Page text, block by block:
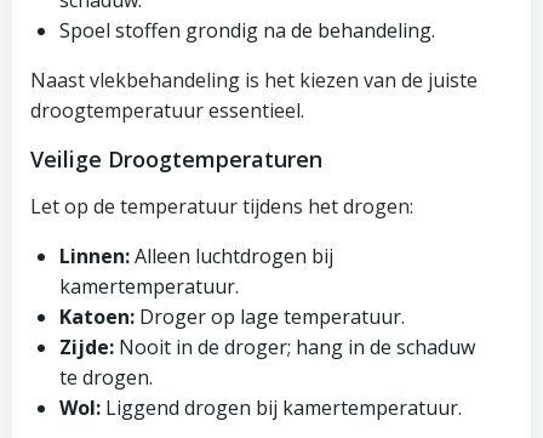
Spoel stoffen grondig na de behandeling.
Naast vlekbehandeling is het kiezen van de juiste
droogtemperatuur essentieel.
Veilige Droogtemperaturen
Let op de temperatuur tijdens het drogen:
Linnen:Alleen luchtdrogen bij
kamertemperatuur.
Katoen: Droger op lage temperatuur.
Zijde: Nooit in de droger; hang in de schaduw
te drogen.
Wol: Liggend drogen bij kamertemperatuur.